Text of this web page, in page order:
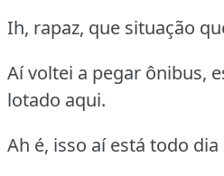
Ih, rapaz, que situação
Aí voltei a pegar ônibus,
lotado aqui.
Ah é, isso aí está todo dia